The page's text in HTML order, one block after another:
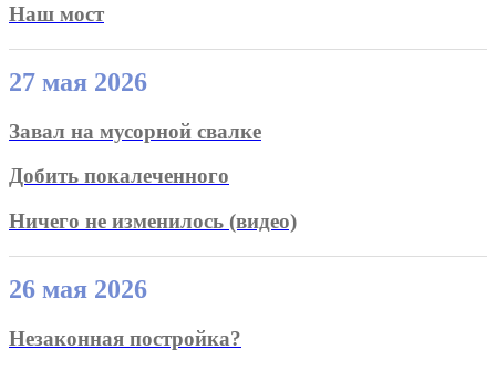
Наш мост
27 мая 2026
Завал на мусорной свалке
Добить покалеченного
Ничего не изменилось (видео)
26 мая 2026
Незаконная постройка?